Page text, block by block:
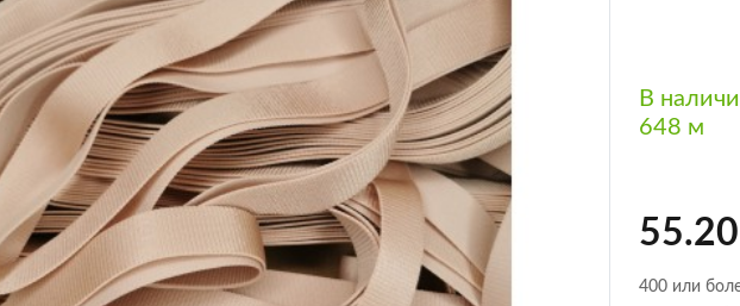
В
648 м
400 или